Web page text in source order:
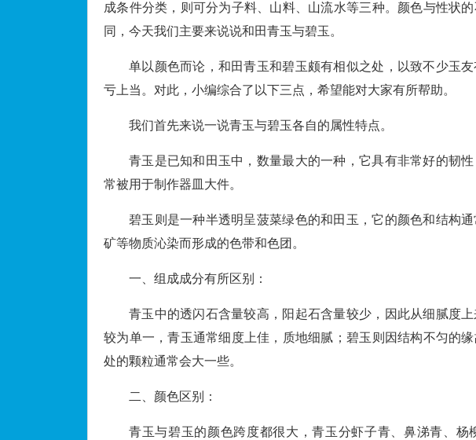
成条件分类，则可分为子料、山料、山流水等三种。颜色与性状
同，今天我们主要来说说和田青玉与碧玉。
单以颜色而论，和田青玉和碧玉颇有相似之处，以致不少玉
亏上当。对此，小编综合了以下三点，希望能对大家有所帮助。
我们首先来说一说青玉与碧玉各自的属性特点。
青玉是已知和田玉中，数量最大的一种，它具有非常好的韧
常被用于制作器皿大件。
碧玉则是一种半透明呈菠菜绿色的和田玉，它的颜色和结构
矿等物质沁染而形成的色带和色团。
一、组成成分有所区别：
青玉中的透闪石含量较高，阳起石含量较少，因此从细腻度
较为单一，青玉通常细度上佳，质地细腻；碧玉则因结构不匀的
处的颗粒通常会大一些。
二、颜色区别：
青玉与碧玉的颜色跨度都很大，青玉分虾子青、鼻涕青、杨